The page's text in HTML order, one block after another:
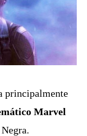
principalmente
Marvel